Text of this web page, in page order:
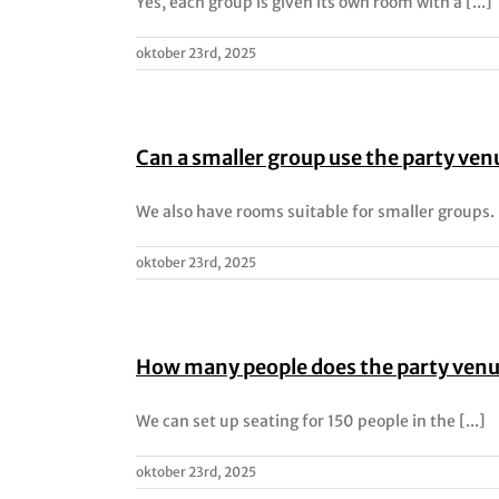
oktober 23rd, 2025
Can a smaller group use the party
We also have rooms suitable for smaller groups.
oktober 23rd, 2025
How many people does the party
We can set up seating for 150 people in the [...]
oktober 23rd, 2025